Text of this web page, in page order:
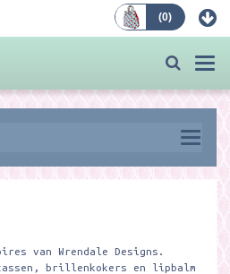
(0)
van Wrendale Designs.
brillenkokers en lipbalm